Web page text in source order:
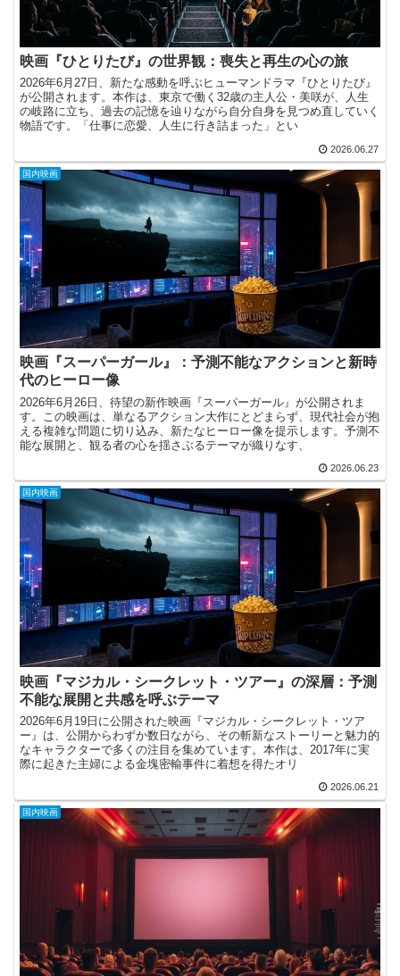
映画『ひとりたび』の世界観：喪失と再生の心の旅
2026年6月27日、新たな感動を呼ぶヒューマンドラマ『ひとりたび』
が公開されます。本作は、東京で働く32歳の主人公・美咲が、人生
の岐路に立ち、過去の記憶を辿りながら自分自身を見つめ直していく
物語です。「仕事に恋愛、人生に行き詰まった」とい
2026.06.27
国内映画
映画『スーパーガール』：予測不能なアクションと新時
代のヒーロー像
2026年6月26日、待望の新作映画『スーパーガール』が公開されま
す。この映画は、単なるアクション大作にとどまらず、現代社会が抱
える複雑な問題に切り込み、新たなヒーロー像を提示します。予測不
能な展開と、観る者の心を揺さぶるテーマが織りなす、
2026.06.23
国内映画
映画『マジカル・シークレット・ツアー』の深層：予測
不能な展開と共感を呼ぶテーマ
2026年6月19日に公開された映画『マジカル・シークレット・ツア
ー』は、公開からわずか数日ながら、その斬新なストーリーと魅力的
なキャラクターで多くの注目を集めています。本作は、2017年に実
際に起きた主婦による金塊密輸事件に着想を得たオリ
2026.06.21
国内映画